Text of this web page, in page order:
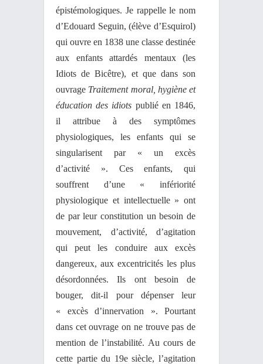
épistémologiques. Je rappelle le nom
d’Edouard Seguin, (élève d’Esquirol)
qui ouvre en 1838 une classe destinée
aux enfants attardés mentaux (les
Idiots de Bicêtre), et que dans son
ouvrage Traitement moral, hygiène et
éducation des idiots publié en 1846,
il attribue à des symptômes
physiologiques, les enfants qui se
singularisent par « un excès
d’activité ». Ces enfants, qui
souffrent d’une « infériorité
physiologique et intellectuelle » ont
de par leur constitution un besoin de
mouvement, d’activité, d’agitation
qui peut les conduire aux excès
dangereux, aux excentricités les plus
désordonnées. Ils ont besoin de
bouger, dit-il pour dépenser leur
« excès d’innervation ». Pourtant
dans cet ouvrage on ne trouve pas de
mention de l’instabilité. Au cours de
cette partie du 19e siècle, l’agitation